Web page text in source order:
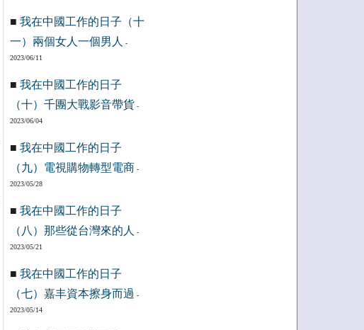
■ 我在中國工作的日子（十
一）兩個女人一個男人
-
2023/06/11
■ 我在中國工作的日子
（十）千團大戰影音帶貨 -
2023/06/04
■ 我在中國工作的日子
（九）電視購物轉型電商 -
2023/05/28
■ 我在中國工作的日子
（八）那些從台灣來的人
-
2023/05/21
■ 我在中國工作的日子
（七）嘉丰資本擦身而過 -
2023/05/14